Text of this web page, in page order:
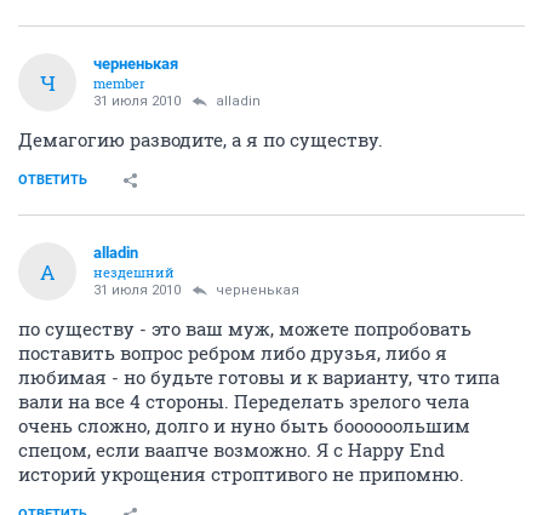
Ч
черненькая
member
31 июля 2010 alladin
Демагогию разводите, а я по существу.
ОТВЕТИТЬ
A
alladin
нездешний
31 июля 2010 черненькая
по существу - это ваш муж, можете попробовать
поставить вопрос ребром либо друзья, либо я
любимая - но будьте готовы и к варианту, что типа
вали на все 4 стороны. Переделать зрелого чела
очень сложно, долго и нуно быть боооооольшим
спецом, если ваапче возможно. Я с Happy End
историй укрощения строптивого не припомню.